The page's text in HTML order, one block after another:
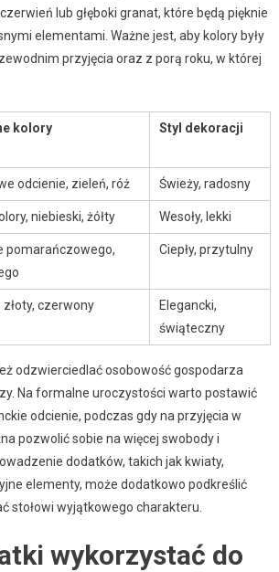
lub głęboki granat, które będą pięknie
elementami. Ważne jest, aby kolory były
przyjęcia oraz z porą roku, w której
kolory Styl dekoracji
odcienie, zieleń, róż Świeży, radosny
niebieski, żółty Wesoły, lekki
pomarańczowego,
Ciepły, przytulny
złoty, czerwony
Elegancki,
świąteczny
odzwierciedlać osobowość gospodarza
Na formalne uroczystości warto postawić
odcienie, podczas gdy na przyjęcia w
pozwolić sobie na więcej swobody i
dodatków, takich jak kwiaty,
elementy, może dodatkowo podkreślić
stołowi wyjątkowego charakteru.
wykorzystać do